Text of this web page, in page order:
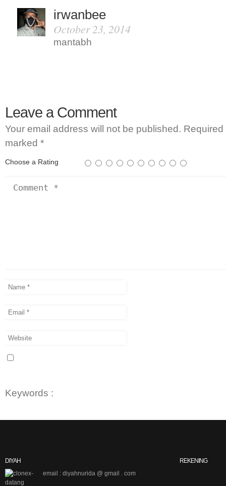
irwanbee
October 23, 2014
mantabh
Leave a Comment
Your email address will not be published. Required
marked *
Choose a Rating
Keywords :
DIYAH
email : diyahnurida @ gmail . com
REKENING